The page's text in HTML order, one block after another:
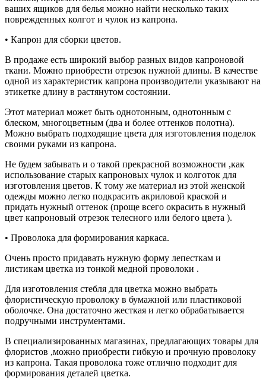
ваших ящиков для белья можно найти несколько таких
поврежденных колгот и чулок из капрона.
• Капрон для сборки цветов.
В продаже есть широкий выбор разных видов капроновой
ткани. Можно приобрести отрезок нужной длины. В качестве
одной из характеристик капрона производители указывают на
этикетке длину в растянутом состоянии.
Этот материал может быть однотонным, однотонным с
блеском, многоцветным (два и более оттенков полотна).
Можно выбрать подходящие цвета для изготовления поделок
своими руками из капрона.
Не будем забывать и о такой прекрасной возможности ,как
использование старых капроновых чулок и колготок для
изготовления цветов. К тому же материал из этой женской
одежды можно легко подкрасить акриловой краской и
придать нужный оттенок (проще всего окрасить в нужный
цвет капроновый отрезок телесного или белого цвета ).
• Проволока для формирования каркаса.
Очень просто придавать нужную форму лепесткам и
листикам цветка из тонкой медной проволоки .
Для изготовления стебля для цветка можно выбрать
флористическую проволоку в бумажной или пластиковой
оболочке. Она достаточно жесткая и легко обрабатывается
подручными инструментами.
В специализированных магазинах, предлагающих товары для
флористов ,можно приобрести гибкую и прочную проволоку
из капрона. Такая проволока тоже отлично подходит для
формирования деталей цветка.